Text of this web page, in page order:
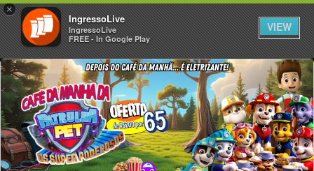
×
IngressoLive
IngressoLive
FREE - In Google Play
VIEW